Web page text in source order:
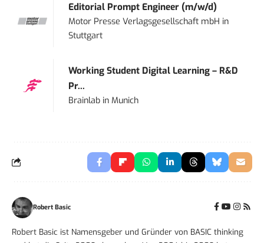
Editorial Prompt Engineer (m/w/d)
Motor Presse Verlagsgesellschaft mbH in
Stuttgart
Working Student Digital Learning – R&D
Pr...
Brainlab inMunich
Robert Basic
Robert Basic ist Namensgeber und Gründer von BASIC thinking